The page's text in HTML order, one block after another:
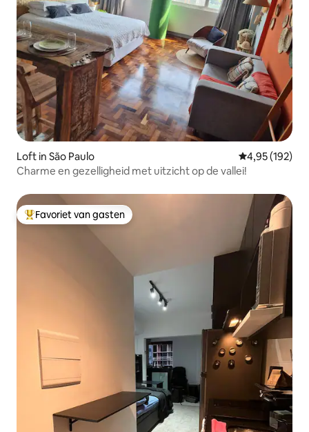
Loft in São Paulo Gemiddelde
4,95 (192)
Charme en gezelligheid met uitzicht op de vallei!
Topfavoriet van gasten
Favoriet van gasten